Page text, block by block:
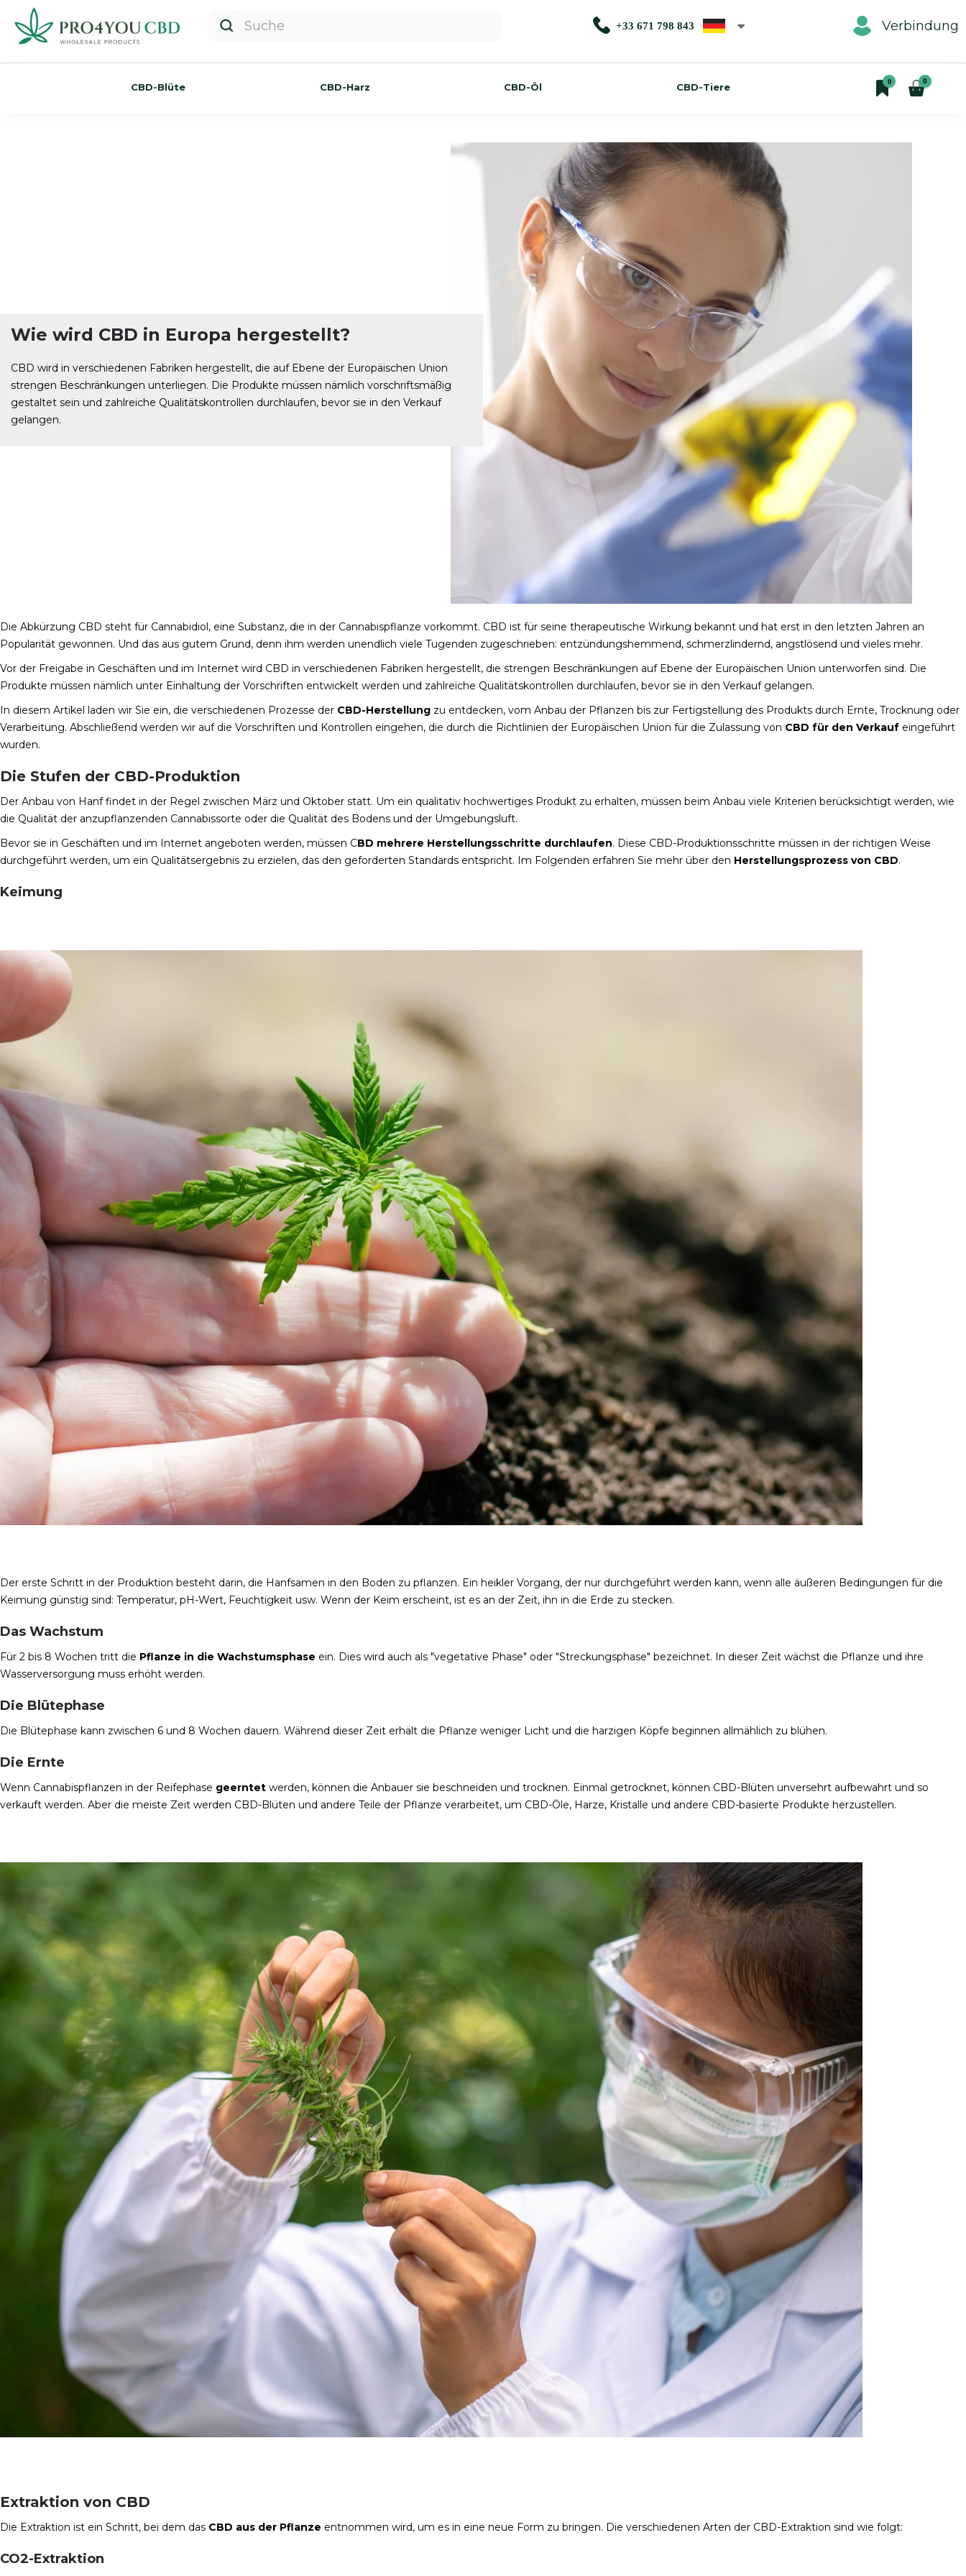
+33 671 798 843 Verbindung
0
CBD-Blüte CBD-Harz CBD-Öl CBD-Tiere
0
Wie wird CBD in Europa hergestellt?
CBD wird in verschiedenen Fabriken hergestellt, die auf Ebene der Europäischen Union
strengen Beschränkungen unterliegen. Die Produkte müssen nämlich vorschriftsmäßig
gestaltet sein und zahlreiche Qualitätskontrollen durchlaufen, bevor sie in den Verkauf
gelangen.
Die Abkürzung CBD steht für Cannabidiol, eine Substanz, die in der Cannabispflanze vorkommt. CBD ist für seine therapeutische Wirkung bekannt und hat erst in den letzten Jahren an
Popularität gewonnen. Und das aus gutem Grund, denn ihm werden unendlich viele Tugenden zugeschrieben: entzündungshemmend, schmerzlindernd, angstlösend und vieles mehr.
Vor der Freigabe in Geschäften und im Internet wird CBD in verschiedenen Fabriken hergestellt, die strengen Beschränkungen auf Ebene der Europäischen Union unterworfen sind. Die
Produkte müssen nämlich unter Einhaltung der Vorschriften entwickelt werden und zahlreiche Qualitätskontrollen durchlaufen, bevor sie in den Verkauf gelangen.
In diesem Artikel laden wir Sie ein, die verschiedenen Prozesse der CBD-Herstellung zu entdecken, vom Anbau der Pflanzen bis zur Fertigstellung des Produkts durch Ernte, Trocknung oder
Verarbeitung. Abschließend werden wir auf die Vorschriften und Kontrollen eingehen, die durch die Richtlinien der Europäischen Union für die Zulassung von CBD für den Verkauf eingeführt
wurden.
Die Stufen der CBD-Produktion
Der Anbau von Hanf findet in der Regel zwischen März und Oktober statt. Um ein qualitativ hochwertiges Produkt zu erhalten, müssen beim Anbau viele Kriterien berücksichtigt werden, wie
die Qualität der anzupflanzenden Cannabissorte oder die Qualität des Bodens und der Umgebungsluft.
Bevor sie in Geschäften und im Internet angeboten werden, müssen CBD mehrere Herstellungsschritte durchlaufen. Diese CBD-Produktionsschritte müssen in der richtigen Weise
durchgeführt werden, um ein Qualitätsergebnis zu erzielen, das den geforderten Standards entspricht. Im Folgenden erfahren Sie mehr über den Herstellungsprozess von CBD.
Keimung
Der erste Schritt in der Produktion besteht darin, die Hanfsamen in den Boden zu pflanzen. Ein heikler Vorgang, der nur durchgeführt werden kann, wenn alle äußeren Bedingungen für die
Keimung günstig sind: Temperatur, pH-Wert, Feuchtigkeit usw. Wenn der Keim erscheint, ist es an der Zeit, ihn in die Erde zu stecken.
Das Wachstum
Für 2 bis 8 Wochen tritt die Pflanze in die Wachstumsphase ein. Dies wird auch als "vegetative Phase" oder "Streckungsphase" bezeichnet. In dieser Zeit wächst die Pflanze und ihre
Wasserversorgung muss erhöht werden.
Die Blütephase
Die Blütephase kann zwischen 6 und 8 Wochen dauern. Während dieser Zeit erhält die Pflanze weniger Licht und die harzigen Köpfe beginnen allmählich zu blühen.
Die Ernte
Wenn Cannabispflanzen in der Reifephase geerntet werden, können die Anbauer sie beschneiden und trocknen. Einmal getrocknet, können CBD-Blüten unversehrt aufbewahrt und so
verkauft werden. Aber die meiste Zeit werden CBD-Blüten und andere Teile der Pflanze verarbeitet, um CBD-Öle, Harze, Kristalle und andere CBD-basierte Produkte herzustellen.
Extraktion von CBD
Die Extraktion ist ein Schritt, bei dem das CBD aus der Pflanze entnommen wird, um es in eine neue Form zu bringen. Die verschiedenen Arten der CBD-Extraktion sind wie folgt:
CO2-Extraktion